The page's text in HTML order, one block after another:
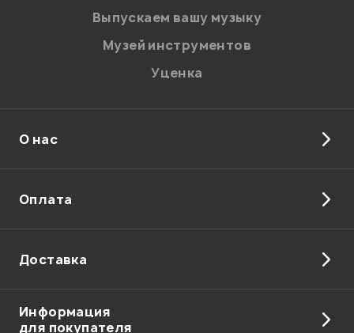
Введите проверочное число:
Отправить
Выпускаем вашу музыку
Музей инструментов
Уценка
О нас
Оплата
Доставка
Информация
для покупателя